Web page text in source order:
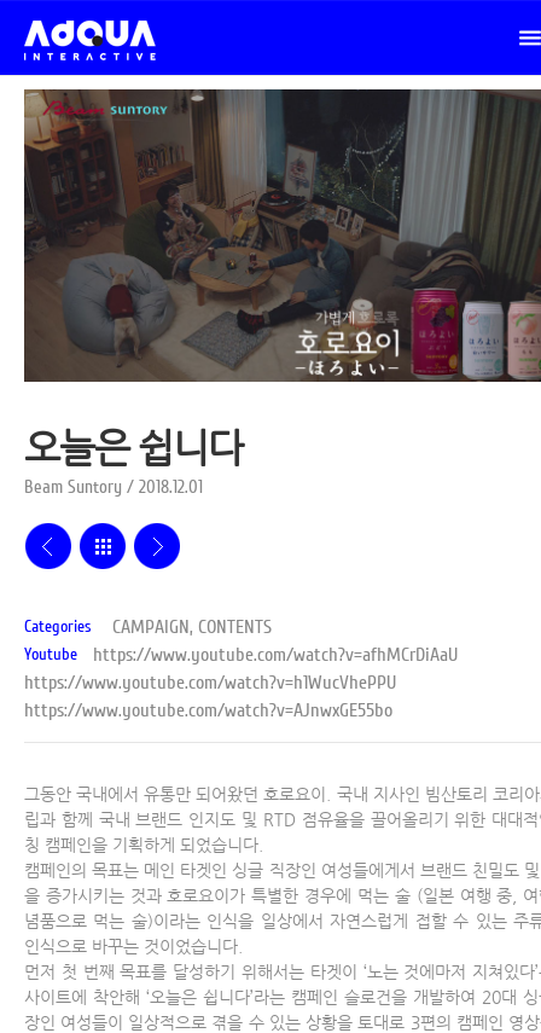
오늘은 쉽니다
Beam Suntory / 2018.12.01
Categories CAMPAIGN, CONTENTS
Youtube
https://www.youtube.com/watch?v=afhMCrDiAaU
https://www.youtube.com/watch?v=h1WucVhePPU
https://www.youtube.com/watch?v=AJnwxGE55bo
그동안 국내에서 유통만 되어왔던 호로요이. 국내 지사인 빔산토리 코리
립과 함께 국내 브랜드 인지도 및 RTD 점유율을 끌어올리기 위한 대대
칭 캠페인을 기획하게 되었습니다.
캠페인의 목표는 메인 타겟인 싱글 직장인 여성들에게서 브랜드 친밀도
을 증가시키는 것과 호로요이가 특별한 경우에 먹는 술 (일본 여행 중,
념품으로 먹는 술)이라는 인식을 일상에서 자연스럽게 접할 수 있는 주
인식으로 바꾸는 것이었습니다.
먼저 첫 번째 목표를 달성하기 위해서는 타겟이 ‘노는 것에마저 지쳐있다
사이트에 착안해 ‘오늘은 쉽니다’라는 캠페인 슬로건을 개발하여 20대
장인 여성들이 일상적으로 겪을 수 있는 상황을 토대로 3편의 캠페인 영